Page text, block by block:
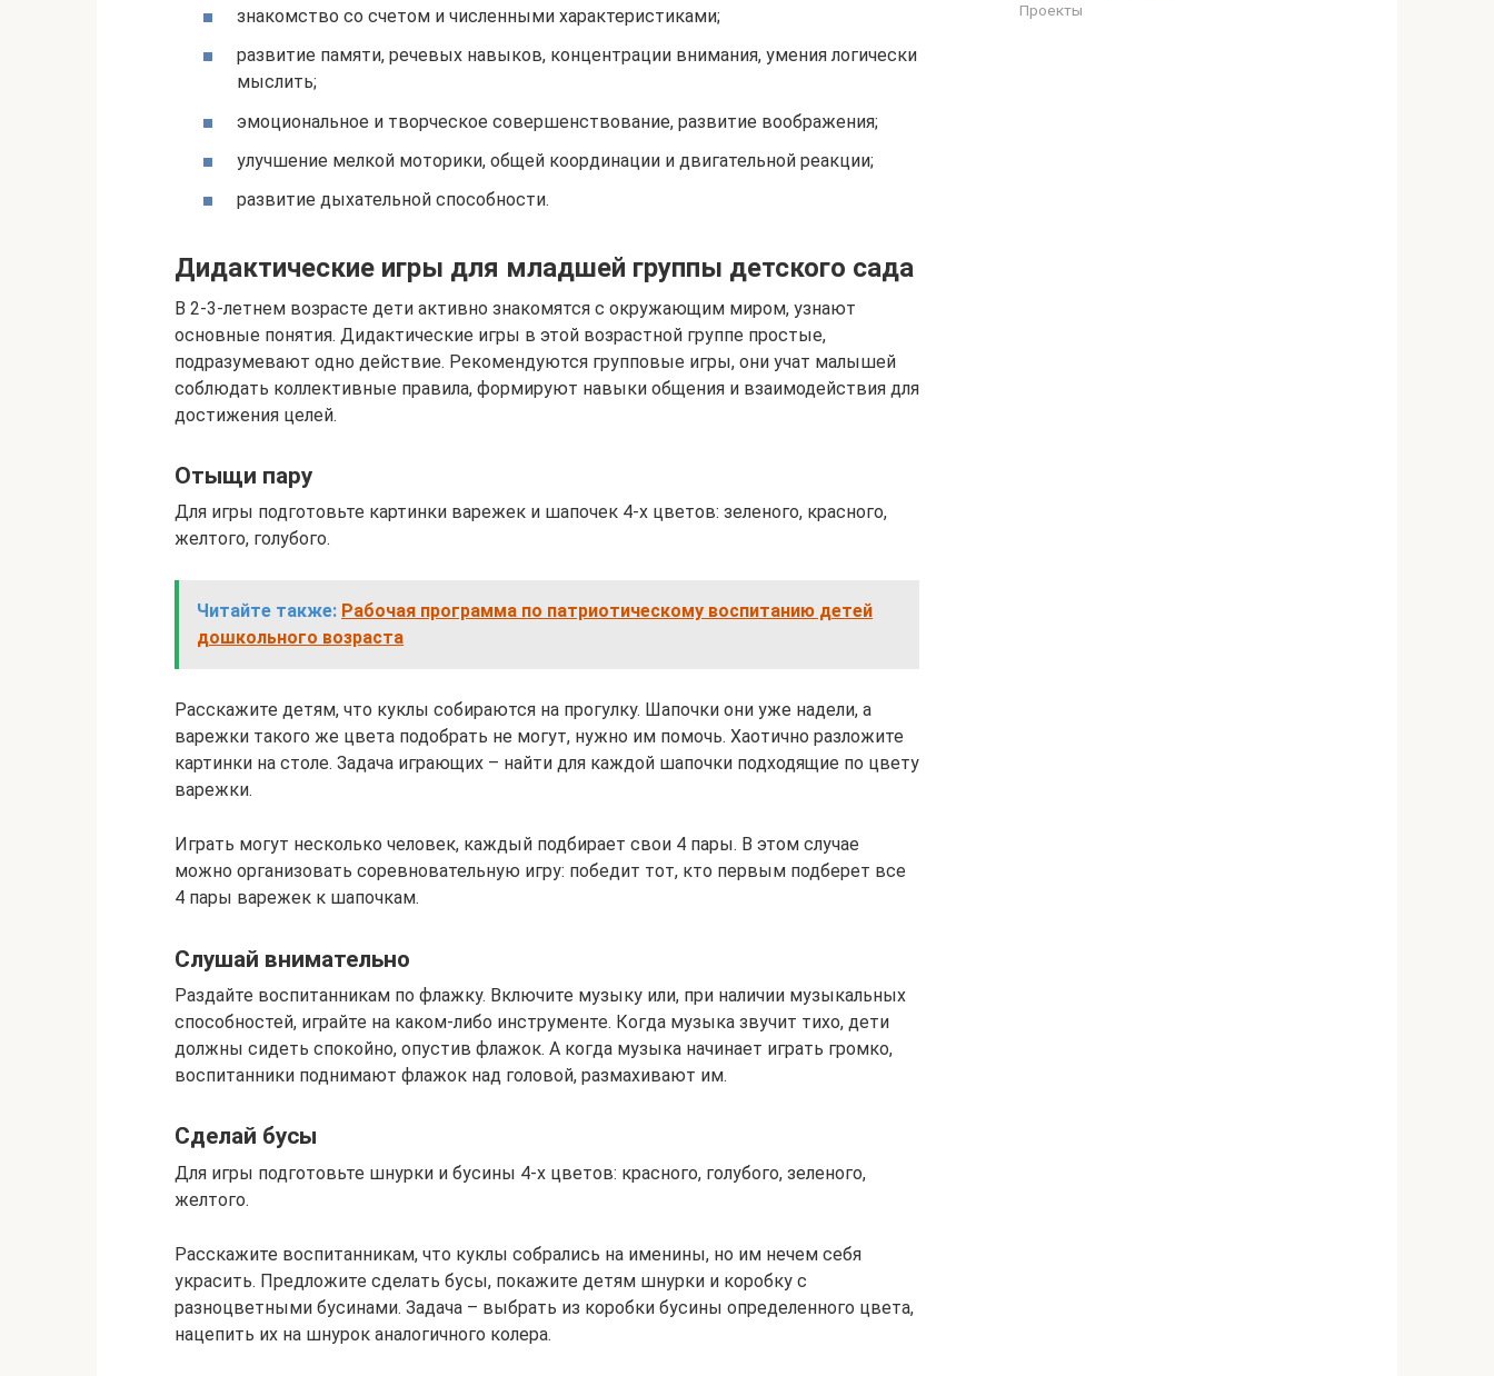
знакомство со счетом и численными характеристиками;
развитие памяти, речевых навыков, концентрации внимания, умения логически
мыслить;
эмоциональное и творческое совершенствование, развитие воображения;
улучшение мелкой моторики, общей координации и двигательной реакции;
развитие дыхательной способности.
Дидактические игры для младшей группы детского сада
В 2-3-летнем возрасте дети активно знакомятся с окружающим миром, узнают
основные понятия. Дидактические игры в этой возрастной группе простые,
подразумевают одно действие. Рекомендуются групповые игры, они учат малышей
соблюдать коллективные правила, формируют навыки общения и взаимодействия для
достижения целей.
Отыщи пару
Для игры подготовьте картинки варежек и шапочек 4-х цветов: зеленого, красного,
желтого, голубого.
Читайте также: Рабочая программа по патриотическому воспитанию детей
дошкольного возраста
Расскажите детям, что куклы собираются на прогулку. Шапочки они уже надели, а
варежки такого же цвета подобрать не могут, нужно им помочь. Хаотично разложите
картинки на столе. Задача играющих – найти для каждой шапочки подходящие по цвету
варежки.
Играть могут несколько человек, каждый подбирает свои 4 пары. В этом случае
можно организовать соревновательную игру: победит тот, кто первым подберет все
4 пары варежек к шапочкам.
Слушай внимательно
Раздайте воспитанникам по флажку. Включите музыку или, при наличии музыкальных
способностей, играйте на каком-либо инструменте. Когда музыка звучит тихо, дети
должны сидеть спокойно, опустив флажок. А когда музыка начинает играть громко,
воспитанники поднимают флажок над головой, размахивают им.
Сделай бусы
Для игры подготовьте шнурки и бусины 4-х цветов: красного, голубого, зеленого,
желтого.
Расскажите воспитанникам, что куклы собрались на именины, но им нечем себя
украсить. Предложите сделать бусы, покажите детям шнурки и коробку с
разноцветными бусинами. Задача – выбрать из коробки бусины определенного цвета,
нацепить их на шнурок аналогичного колера.
Проекты